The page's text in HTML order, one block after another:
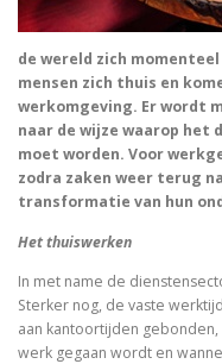
de wereld zich
mensen zich thuis en
werkomgeving. Er wordt
naar de wijze waarop het
moet worden. Voor
zodra zaken weer terug
transformatie van hun
Het thuiswerken
In met name de
Sterker nog, de vaste
aan kantoortijden
werk gegaan wordt en